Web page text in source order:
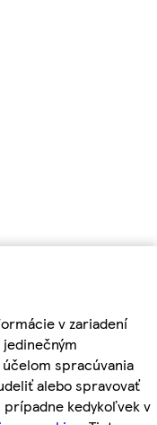
v zariadení
spracúvania
alebo spravovať
kedykoľvek v